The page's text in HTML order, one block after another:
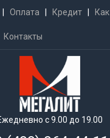
Оплата Кредит Как
Контакты
с 9.00 до 19.00